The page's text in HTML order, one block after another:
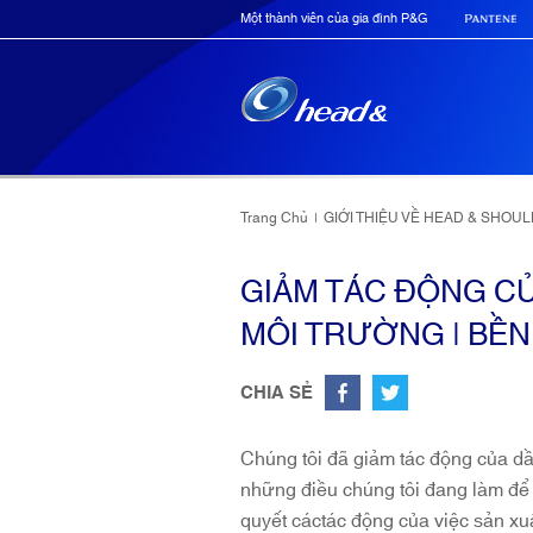
Một thành viên của gia đình P&G
Trang Chủ | GIỚI THIỆU VỀ HEAD &
GIẢM TÁC ĐỘNG
MÔI TRƯỜNG |
CHIA SẺ
Chúng tôi đã giảm tác động của
những điều chúng tôi đang làm
quyết cáctác động của việc sản